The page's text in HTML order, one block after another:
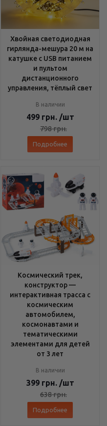
Хвойная светодиодная
гирлянда-мешура 20 м на
катушке с USB питанием
и пультом
дистанционного
управления, тёплый свет
В наличии
499 грн. /шт
798грн.
Подробнее
Космический трек,
конструктор —
интерактивная трасса с
космическим
автомобилем,
космонавтами и
тематическими
элементами для детей
от 3 лет
В наличии
399 грн. /шт
638грн.
Подробнее